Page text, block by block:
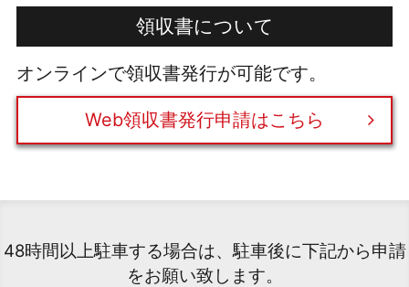
領収書について
オンラインで領収書発行が可能です。
Web領収書発行申請はこちら
48時間以上駐車する場合は、駐車後に下記から申請
をお願い致します。